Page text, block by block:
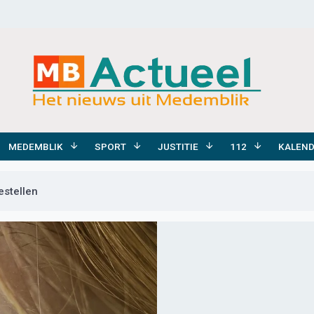
MEDEMBLIK SPORT JUSTITIE 112